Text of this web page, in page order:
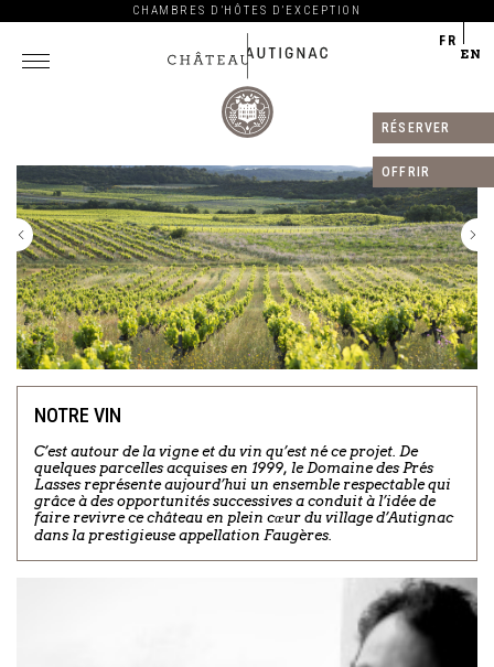
CHAMBRES D’HÔTES D’EXCEPTION
Autignac
FR
EN
RÉSERVER
OFFRIR
NOTRE VIN
C’est autour de la vigne et du vin qu’est né ce projet. De
quelques parcelles acquises en 1999, le Domaine des Prés
Lasses représente aujourd’hui un ensemble respectable qui
grâce à des opportunités successives a conduit à l’idée de
faire revivre ce château en plein cœur du village d’Autignac
dans la prestigieuse appellation Faugères.